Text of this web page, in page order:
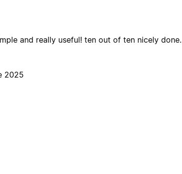
and really useful! ten out of ten nicely done.
2025